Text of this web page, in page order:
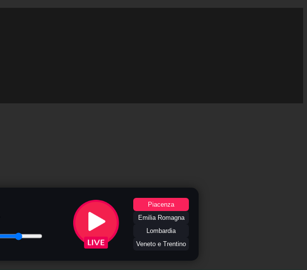
Piacenza
Emilia Romagna
Lombardia
Veneto e Trentino